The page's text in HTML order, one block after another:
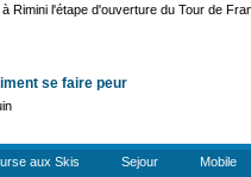
Rimini l'étape d'ouverture du Tour de
se faire peur
aux Skis Sejour Mobile